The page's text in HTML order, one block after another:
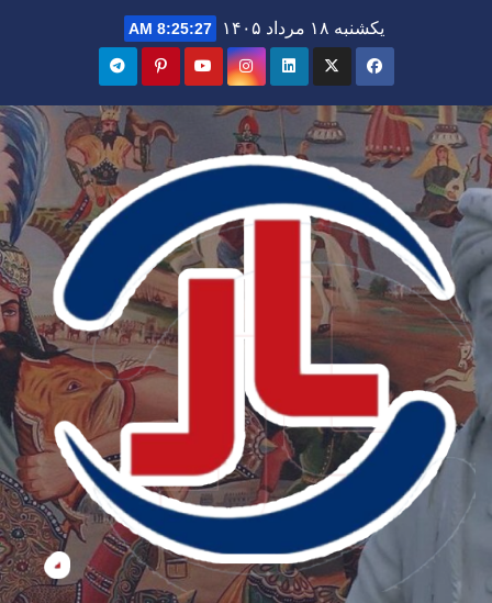
یکشنبه ۱۸ مرداد ۱۴۰۵ 8:25:28 AM